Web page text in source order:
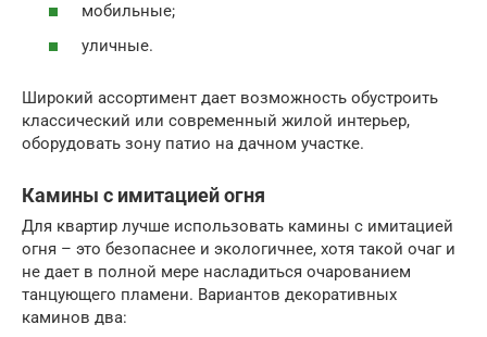
мобильные;
уличные.
Широкий ассортимент дает возможность обустроить
классический или современный жилой интерьер,
оборудовать зону патио на дачном участке.
Камины с имитацией огня
Для квартир лучше использовать камины с имитацией
огня – это безопаснее и экологичнее, хотя такой очаг и
не дает в полной мере насладиться очарованием
танцующего пламени. Вариантов декоративных
каминов два: